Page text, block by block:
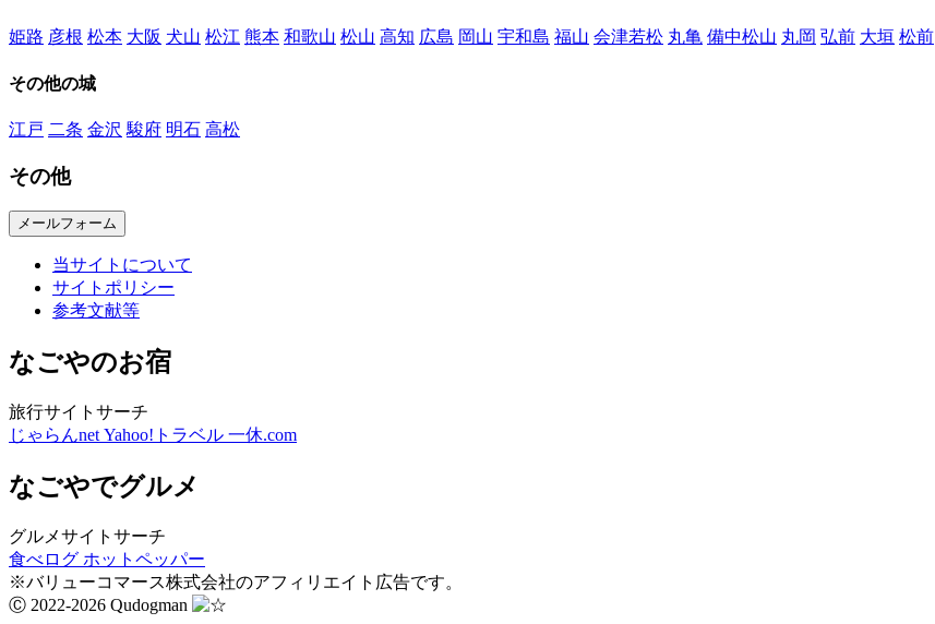
姫路 彦根 松本 大阪 犬山 松江 熊本 和歌山 松山 高知 広島 岡山 宇和島 福山 会津若松 丸亀 備中松山 丸岡 弘前 大垣 松前
その他の城
江戸 二条 金沢 駿府 明石 高松
その他
メールフォーム
当サイトについて
サイトポリシー
参考文献等
なごやのお宿
旅行サイトサーチ
じゃらんnet Yahoo!トラベル 一休.com
なごやでグルメ
グルメサイトサーチ
食べログ ホットペッパー
※バリューコマース株式会社のアフィリエイト広告です。
Ⓒ 2022-2026 Qudogman